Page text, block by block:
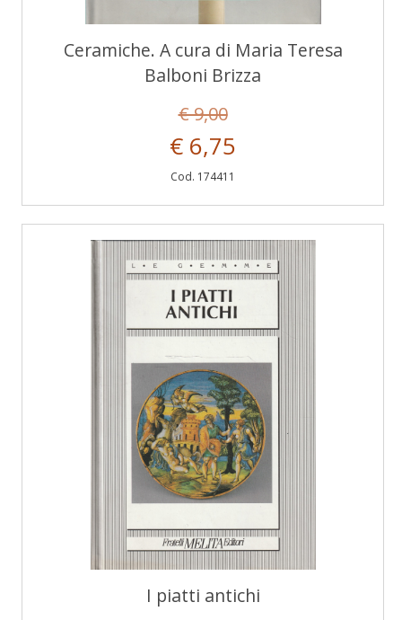
Ceramiche. A cura di Maria Teresa
Balboni Brizza
€ 9,00
€ 6,75
Cod. 174411
I piatti antichi